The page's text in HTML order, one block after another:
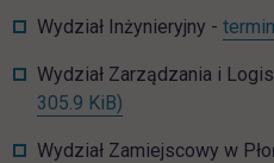
Wydział Inżynieryjny -
Wydział Zarządzania i
305.9 KiB)
Wydział Zamiejscowy w